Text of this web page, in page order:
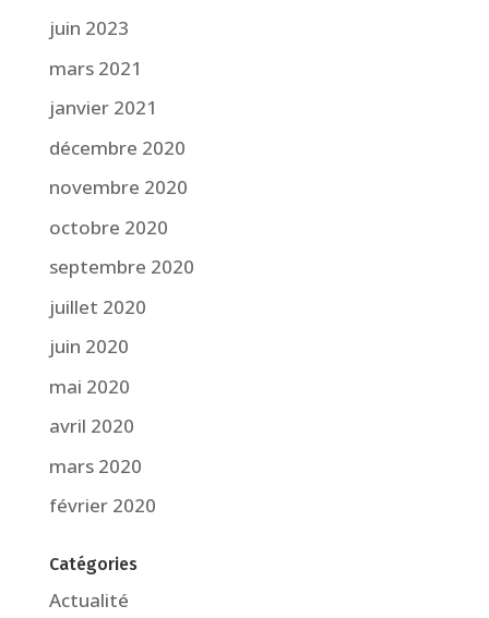
juin 2023
mars 2021
janvier 2021
décembre 2020
novembre 2020
octobre 2020
septembre 2020
juillet 2020
juin 2020
mai 2020
avril 2020
mars 2020
février 2020
Catégories
Actualité